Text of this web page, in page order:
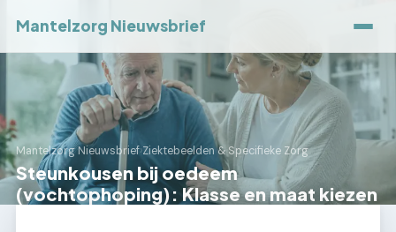
Mantelzorg Nieuwsbrief
Mantelzorg Nieuwsbrief›Ziektebeelden & Specifieke Zorg
Steunkousen bij oedeem
(vochtophoping): Klasse en maat kiezen